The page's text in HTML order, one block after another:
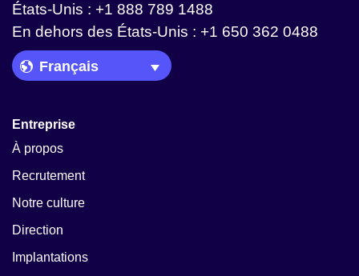
États-Unis : +1 888 789 1488
En dehors des États-Unis : +1 650 362 0488
Language Picker
Entreprise
À propos
Recrutement
Notre culture
Direction
Implantations